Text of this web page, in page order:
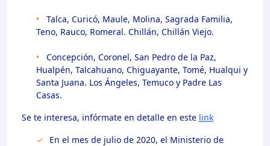
• Talca, Curicó, Maule, Molina, Sagrada Familia,
Teno, Rauco, Romeral. Chillán, Chillán Viejo.
• Concepción, Coronel, San Pedro de la Paz,
Hualpén, Talcahuano, Chiguayante, Tomé, Hualqui y
Santa Juana. Los Ángeles, Temuco y Padre Las
Casas.
Se te interesa, infórmate en detalle en este link
En el mes de julio de 2020, el Ministerio de